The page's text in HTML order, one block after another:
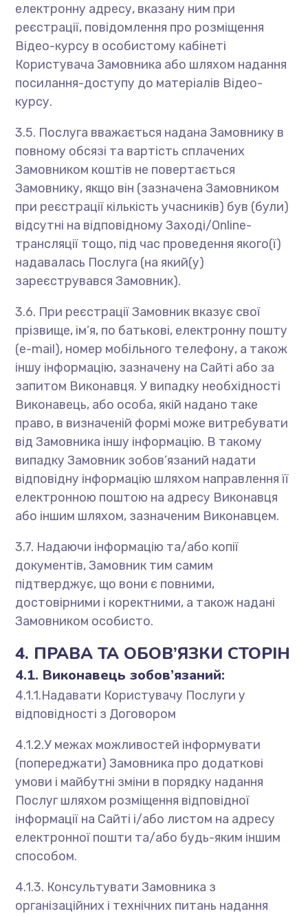
електронну адресу, вказану ним при
реєстрації, повідомлення про розміщення
Відео-курсу в особистому кабінеті
Користувача Замовника або шляхом надання
посилання-доступу до матеріалів Відео-
курсу.
3.5. Послуга вважається надана Замовнику в
повному обсязі та вартість сплачених
Замовником коштів не повертається
Замовнику, якщо він (зазначена Замовником
при реєстрації кількість учасників) був (були)
відсутні на відповідному Заході/Online-
трансляції тощо, під час проведення якого(ї)
надавалась Послуга (на який(у)
зареєструвався Замовник).
3.6. При реєстрації Замовник вказує свої
прізвище, ім’я, по батькові, електронну пошту
(e-mail), номер мобільного телефону, а також
іншу інформацію, зазначену на Сайті або за
запитом Виконавця. У випадку необхідності
Виконавець, або особа, якій надано таке
право, в визначеній формі може витребувати
від Замовника іншу інформацію. В такому
випадку Замовник зобов’язаний надати
відповідну інформацію шляхом направлення її
електронною поштою на адресу Виконавця
або іншим шляхом, зазначеним Виконавцем.
3.7. Надаючи інформацію та/або копії
документів, Замовник тим самим
підтверджує, що вони є повними,
достовірними і коректними, а також надані
Замовником особисто.
4. ПРАВА ТА ОБОВ’ЯЗКИ СТОРІН
4.1. Виконавець зобов’язаний:
4.1.1.Надавати Користувачу Послуги у
відповідності з Договором
4.1.2.У межах можливостей інформувати
(попереджати) Замовника про додаткові
умови і майбутні зміни в порядку надання
Послуг шляхом розміщення відповідної
інформації на Сайті і/або листом на адресу
електронної пошти та/або будь-яким іншим
способом.
4.1.3. Консультувати Замовника з
організаційних і технічних питань надання